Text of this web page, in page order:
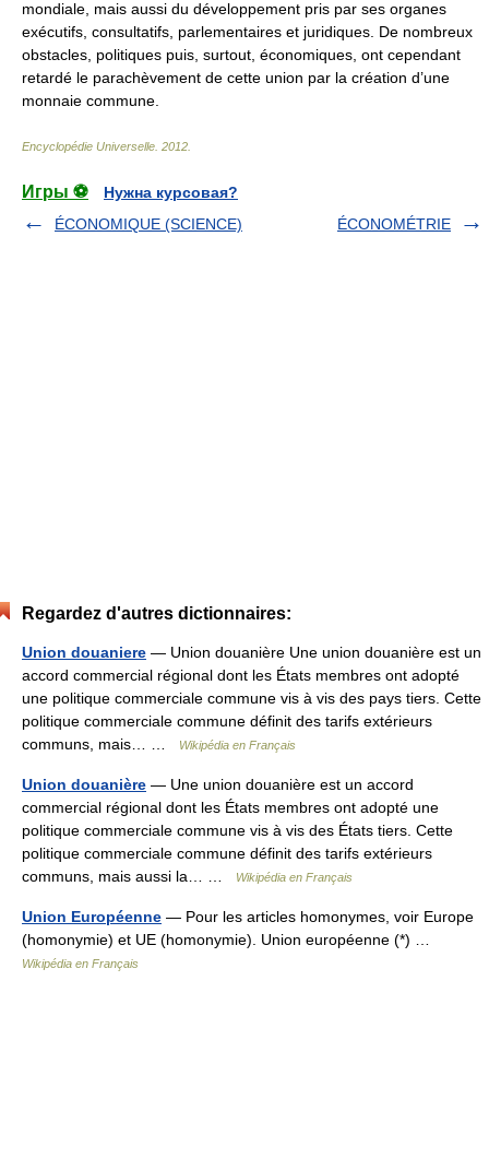
mondiale, mais aussi du développement pris par ses organes
exécutifs, consultatifs, parlementaires et juridiques. De nombreux
obstacles, politiques puis, surtout, économiques, ont cependant
retardé le parachèvement de cette union par la création d’une
monnaie commune.
Encyclopédie Universelle 2012
Игры ⚽
Нужна курсовая?
ÉCONOMIQUE (SCIENCE)
ÉCONOMÉTRIE
Regardez d'autres dictionnaires:
Union douaniere — Union douanière Une union douanière est un
accord commercial régional dont les États membres ont adopté
une politique commerciale commune vis à vis des pays tiers. Cette
politique commerciale commune définit des tarifs extérieurs
communs, mais… …
Wikipédia en Français
Union douanière — Une union douanière est un accord
commercial régional dont les États membres ont adopté une
politique commerciale commune vis à vis des États tiers. Cette
politique commerciale commune définit des tarifs extérieurs
communs, mais aussi la… …
Wikipédia en Français
Union Européenne — Pour les articles homonymes, voir Europe
(homonymie) et UE (homonymie). Union européenne (*) …
Wikipédia en Français